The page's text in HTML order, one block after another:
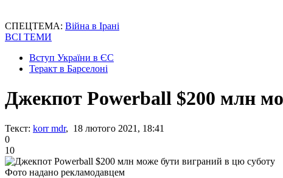
СПЕЦТЕМА: Війна в Ірані
ВСІ ТЕМИ
Вступ України в ЄС
Теракт в Барселоні
Джекпот Powerball $200 млн
Текст: korr mdr, 18 лютого 2021, 18:41
0
10
Фото надано рекламодавцем